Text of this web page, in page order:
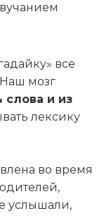
все
мозг
слова и из
лексику
во время
услышали,